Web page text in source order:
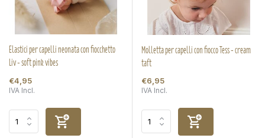
Elastici per capelli neonata con fiocchetto
Liv - soft pink vibes
€4,95
IVA Incl.
Molletta per capelli con fiocco Tess - cream
taft
€6,95
IVA Incl.